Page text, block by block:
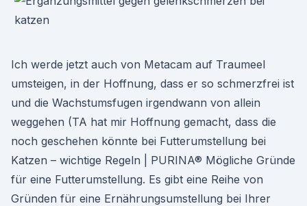
Ich werde jetzt auch von Metacam auf Traumeel
umsteigen, in der Hoffnung, dass er so schmerzfrei ist
und die Wachstumsfugen irgendwann von allein
weggehen (TA hat mir Hoffnung gemacht, dass die
noch geschehen könnte bei Futterumstellung bei
Katzen – wichtige Regeln | PURINA® Mögliche Gründe
für eine Futterumstellung. Es gibt eine Reihe von
Gründen für eine Ernährungsumstellung bei Ihrer